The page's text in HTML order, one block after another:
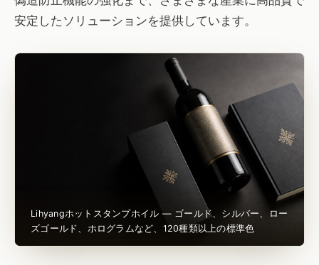
安定したソリューションを提供しています。
Lihyangホットスタンプホイル — ゴールド、シルバー、ロー
ズゴールド、ホログラムなど、120種類以上の標準色